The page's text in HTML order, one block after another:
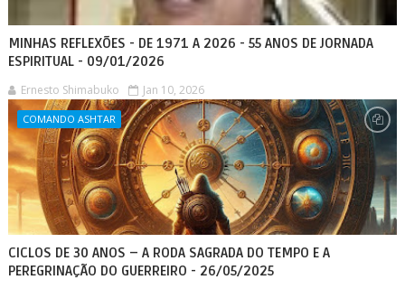
MINHAS REFLEXÕES - DE 1971 A 2026 - 55 ANOS DE JORNADA
ESPIRITUAL - 09/01/2026
Ernesto Shimabuko Jan 10, 2026
COMANDO ASHTAR
CICLOS DE 30 ANOS – A RODA SAGRADA DO TEMPO E A
PEREGRINAÇÃO DO GUERREIRO - 26/05/2025